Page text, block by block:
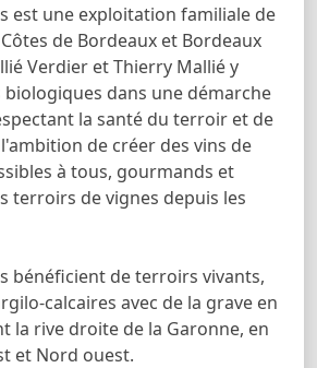
est une exploitation familiale de
de Bordeaux et Bordeaux
Verdier et Thierry Mallié y
biologiques dans une démarche
la santé du terroir et de
de créer des vins de
à tous, gourmands et
terroirs de vignes depuis les
bénéficient de terroirs vivants,
calcaires avec de la grave en
la rive droite de la Garonne, en
et Nord ouest.